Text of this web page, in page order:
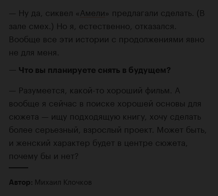
Ну да, сиквел «Амели» предлагали сделать. (В
зале смех.) Но я, естественно, отказался.
Вообще все эти истории с продолжениями явно
не для меня.
Что вы планируете снять в будущем?
Разумеется, какой-то хороший фильм. А
вообще я сейчас в поиске хорошей основы для
сюжета — ищу подходящую книгу, хочу сделать
более серьезный, взрослый проект. Может быть,
и женский характер будет в центре сюжета,
почему бы и нет?
Автор: Михаил Клочков